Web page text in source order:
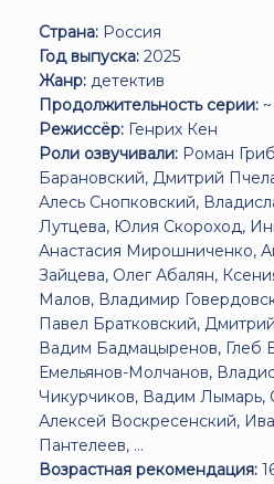
Страна: Россия
Год выпуска: 2025
Жанр: детектив
Продолжительность серии:
Режиссёр: Генрих Кен
Роли озвучивали: Роман
Барановский, Дмитрий
Алесь Снопковский,
Лутцева, Юлия Скороход,
Анастасия Мирошниченко,
Зайцева, Олег Абалян,
Малов, Владимир
Павел Братковский,
Вадим Бадмацыренов, Глеб
Емельянов-Молчанов,
Чикурчиков, Вадим Лымарь,
Алексей Воскресенский,
Пантелеев, ...
Возрастная рекомендация: